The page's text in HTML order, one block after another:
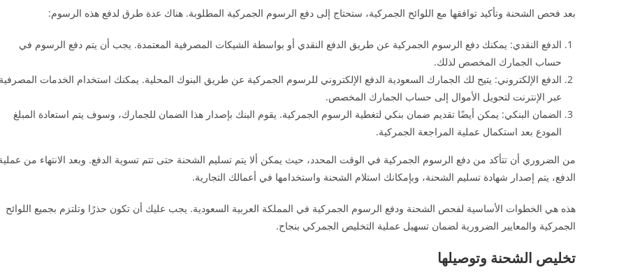
بعد فحص الشحنة وتأكيد توافقها مع اللوائح الجمركية، ستحتاج إلى دفع الرسوم الجمركية المطلوبة. هناك عدة طرق لدفع هذه الرسوم:
الدفع النقدي: يمكنك دفع الرسوم الجمركية عن طريق الدفع النقدي أو بواسطة الشيكات المصرفية المعتمدة. يجب أن يتم دفع الرسوم في
حساب الجمارك المخصص لذلك.
الدفع الإلكتروني: يتيح لك الجمارك السعودية الدفع الإلكتروني للرسوم الجمركية عن طريق البنوك المحلية. يمكنك استخدام الخدمات
عبر الإنترنت لتحويل الأموال إلى حساب الجمارك المخصص.
الضمان البنكي: يمكن أيضًا تقديم ضمان بنكي لتغطية الرسوم الجمركية. يقوم البنك بإصدار هذا الضمان للجمارك، وسوف يتم استعادة المبلغ
المودع بعد استكمال عملية المراجعة الجمركية.
من الضروري أن تتأكد من دفع الرسوم الجمركية في الوقت المحدد، حيث يمكن ألا يتم تسليم الشحنة حتى تتم تسوية الدفع. وبعد الانتهاء من
الدفع، يتم إصدار شهادة تسليم الشحنة، وبإمكانك استلام الشحنة واستخدامها في أعمالك التجارية.
هذه هي الخطوات الأساسية لفحص الشحنة ودفع الرسوم الجمركية في المملكة العربية السعودية. يجب عليك أن تكون حذرًا وتلتزم بجميع اللوائح
الجمركية والمعايير الضرورية لضمان تسهيل عملية التخليص الجمركي بنجاح.
تخليص الشحنة وتوصيلها